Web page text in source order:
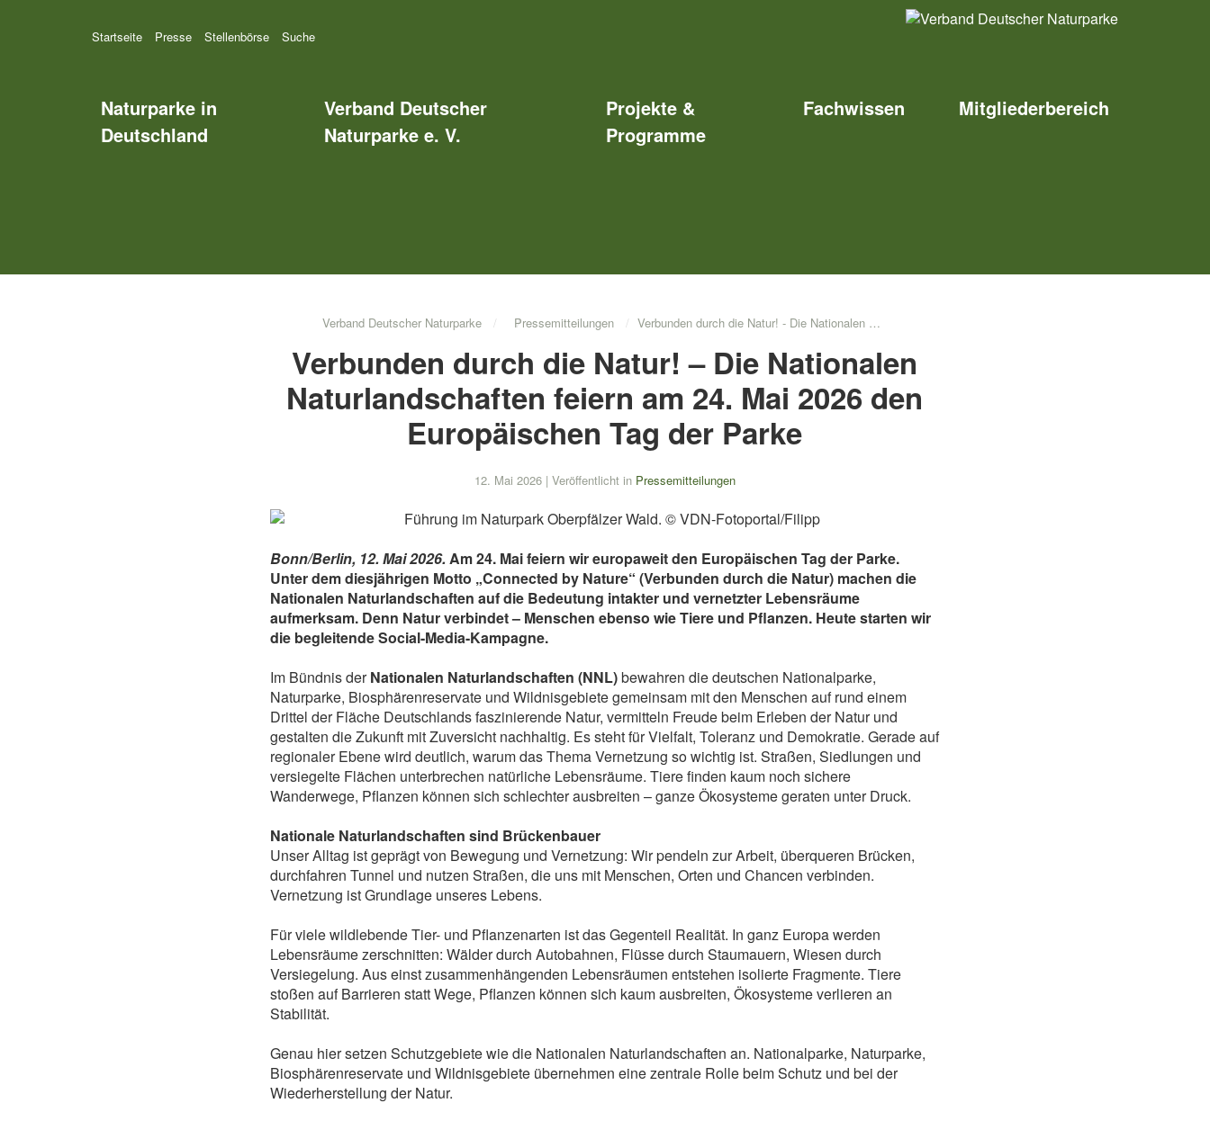
Startseite Presse Stellenbörse Suche
Naturparke in
Deutschland
Verband Deutscher
Naturparke e. V.
Projekte &
Programme
Fachwissen Mitgliederbereich
Verband Deutscher Naturparke Pressemitteilungen Verbunden durch die Natur! - Die Nationalen Naturlandschaften feiern am 24. Mai 2026 den Europäischen Tag der Parke
Verbunden durch die Natur! – Die Nationalen
Naturlandschaften feiern am 24. Mai 2026 den
Europäischen Tag der Parke
12. Mai 2026 | Veröffentlicht in Pressemitteilungen
Bonn/Berlin, 12. Mai 2026.Am 24. Mai feiern wir europaweit den Europäischen Tag der Parke.
Unter dem diesjährigen Motto „Connected by Nature“ (Verbunden durch die Natur) machen die
Nationalen Naturlandschaften auf die Bedeutung intakter und vernetzter Lebensräume
aufmerksam. Denn Natur verbindet – Menschen ebenso wie Tiere und Pflanzen. Heute starten wir
die begleitende Social-Media-Kampagne.
Im Bündnis derNationalen Naturlandschaften (NNL)bewahren die deutschen Nationalparke,
Naturparke, Biosphärenreservate und Wildnisgebiete gemeinsam mit den Menschen auf rund einem
Drittel der Fläche Deutschlands faszinierende Natur, vermitteln Freude beim Erleben der Natur und
gestalten die Zukunft mit Zuversicht nachhaltig. Es steht für Vielfalt, Toleranz und Demokratie. Gerade auf
regionaler Ebene wird deutlich, warum das Thema Vernetzung so wichtig ist. Straßen, Siedlungen und
versiegelte Flächen unterbrechen natürliche Lebensräume. Tiere finden kaum noch sichere
Wanderwege, Pflanzen können sich schlechter ausbreiten – ganze Ökosysteme geraten unter Druck.
Nationale Naturlandschaften sind Brückenbauer
Unser Alltag ist geprägt von Bewegung und Vernetzung: Wir pendeln zur Arbeit, überqueren Brücken,
durchfahren Tunnel und nutzen Straßen, die uns mit Menschen, Orten und Chancen verbinden.
Vernetzung ist Grundlage unseres Lebens.
Für viele wildlebende Tier- und Pflanzenarten ist das Gegenteil Realität. In ganz Europa werden
Lebensräume zerschnitten: Wälder durch Autobahnen, Flüsse durch Staumauern, Wiesen durch
Versiegelung. Aus einst zusammenhängenden Lebensräumen entstehen isolierte Fragmente. Tiere
stoßen auf Barrieren statt Wege, Pflanzen können sich kaum ausbreiten, Ökosysteme verlieren an
Stabilität.
Genau hier setzen Schutzgebiete wie die Nationalen Naturlandschaften an. Nationalparke, Naturparke,
Biosphärenreservate und Wildnisgebiete übernehmen eine zentrale Rolle beim Schutz und bei der
Wiederherstellung der Natur.